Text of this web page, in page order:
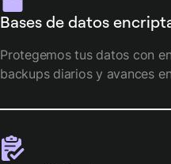
Bases de datos
Protegemos tus datos con
backups diarios y avances